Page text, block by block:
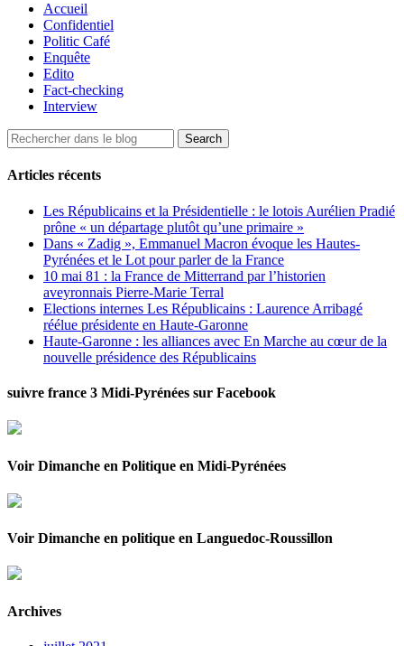
Accueil
Confidentiel
Politic Café
Enquête
Edito
Fact-checking
Interview
Articles récents
Les Républicains et la Présidentielle : le lotois Aurélien Pradié
prône « un départage plutôt qu’une primaire »
Dans « Zadig », Emmanuel Macron évoque les Hautes-
Pyrénées et le Lot pour parler de la France
10 mai 81 : la France de Mitterrand par l’historien
aveyronnais Pierre-Marie Terral
Elections internes Les Républicains : Laurence Arribagé
réélue présidente en Haute-Garonne
Haute-Garonne : les alliances avec En Marche au cœur de la
nouvelle présidence des Républicains
suivre france 3 Midi-Pyrénées sur Facebook
Voir Dimanche en Politique en Midi-Pyrénées
Voir Dimanche en politique en Languedoc-Roussillon
Archives